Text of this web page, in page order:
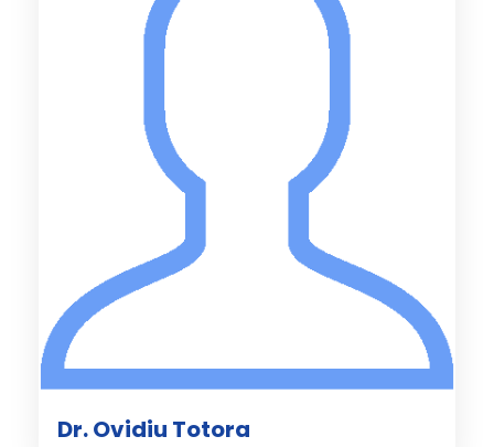
Dr. Ovidiu Totora